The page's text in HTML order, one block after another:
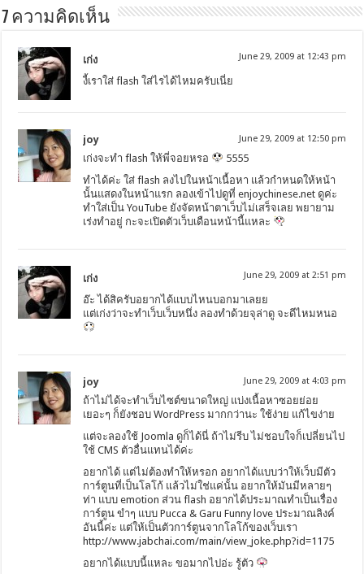
7 ความคิดเห็น
เก่ง June 29, 2009 at 12:43 pm
งี้เราใส่ flash ใส่ไรได้ไหมครับเนี่ย
joy June 29, 2009 at 12:50 pm
เก่งจะทำ flash ให้พี่จอยหรอ
5555
ทำได้ค่ะ ใส่ flash ลงไปในหน้าเนื้อหา แล้วกำหนดให้หน้า
นั้นแสดงในหน้าแรก ลองเข้าไปดูที่ enjoychinese.net ดูค่ะ
ทำใส่เป็น YouTube ยังจัดหน้าตาเว็บไม่เสร็จเลย พยายาม
เร่งทำอยู่ กะจะเปิดตัวเว็บเดือนหน้านี้แหละ
เก่ง June 29, 2009 at 2:51 pm
อ๊ะ ได้สิครับอยากได้แบบไหนบอกมาเลยย
แต่เก่งว่าจะทำเว็บเว็บหนึ่ง ลองทำด้วยจุล่าดู จะดีไหมหนอ
joy June 29, 2009 at 4:03 pm
ถ้าไม่ได้จะทำเว็บไซต์ขนาดใหญ่ แบ่งเนื้อหาซอยย่อย
เยอะๆ ก็ยังชอบ WordPress มากกว่านะ ใช้ง่าย แก้ไขง่าย
แต่จะลองใช้ Joomla ดูก็ได้นี่ ถ้าไม่รีบ ไม่ชอบใจก็เปลี่ยนไป
ใช้ CMS ตัวอื่นแทนได้ค่ะ
อยากได้ แต่ไม่ต้องทำให้หรอก อยากได้แบบว่าให้เว็บมีตัว
การ์ตูนที่เป็นโลโก้ แล้วไม่ใช่แค่นั้น อยากให้มันมีหลายๆ
ท่า แบบ emotion ส่วน flash อยากได้ประมาณทำเป็นเรื่อง
การ์ตูน ขำๆ แบบ Pucca & Garu Funny love ประมาณลิงค์
อันนี้ค่ะ แต่ให้เป็นตัวการ์ตูนจากโลโก้ของเว็บเรา
http://www.jabchai.com/main/view_joke.php?id=1175
อยากได้แบบนี้แหละ ขอมากไปอ่ะ รู้ตัว